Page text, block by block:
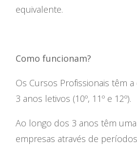
Informações
APEE
equivalente.
Como funcionam?
Os Cursos Profissionais têm
3 anos letivos (10º, 11º e 12º).
Ao longo dos 3 anos têm uma
empresas através de